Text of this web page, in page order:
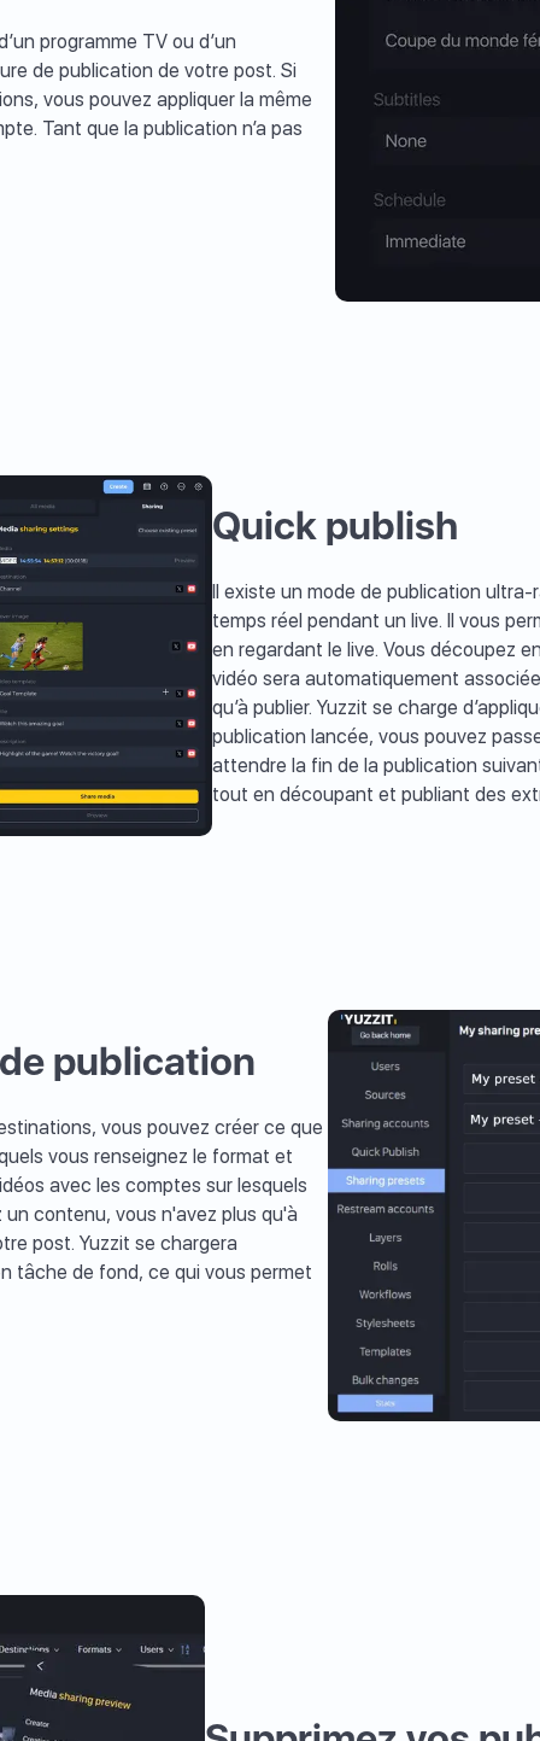
programme TV ou d’un
de publication de votre post. Si
vous pouvez appliquer la même
Tant que la publication n’a pas
Quick publish
Il existe un mode de publication
temps réel pendant un live. Il vous
en regardant le live. Vous découpez
vidéo sera automatiquement
qu’à publier. Yuzzit se charge
publication lancée, vous pouvez
attendre la fin de la publication
tout en découpant et publiant des
publication
vous pouvez créer ce que
vous renseignez le format et
avec les comptes sur lesquels
contenu, vous n'avez plus qu'à
post. Yuzzit se chargera
tâche de fond, ce qui vous permet